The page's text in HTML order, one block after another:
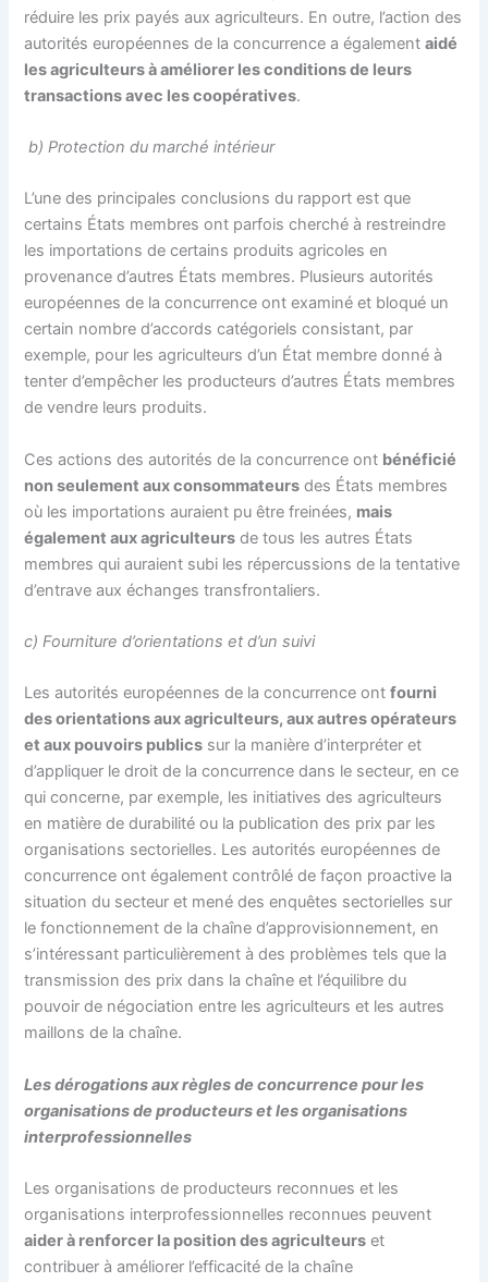
réduire les prix payés aux agriculteurs. En outre, l’action des
autorités européennes de la concurrence a égalementaidé
les agriculteurs à améliorer les conditions de leurs
transactions avec les coopératives.
b) Protection du marché intérieur
L’une des principales conclusions du rapport est que
certains États membres ont parfois cherché à restreindre
les importations de certains produits agricoles en
provenance d’autres États membres. Plusieurs autorités
européennes de la concurrence ont examiné et bloqué un
certain nombre d’accords catégoriels consistant, par
exemple, pour les agriculteurs d’un État membre donné à
tenter d’empêcher les producteurs d’autres États membres
de vendre leurs produits.
Ces actions des autorités de la concurrence ont bénéficié
non seulement aux consommateurs des États membres
où les importations auraient pu être freinées, mais
également aux agriculteurs de tous les autres États
membres qui auraient subi les répercussions de la tentative
d’entrave aux échanges transfrontaliers.
c) Fourniture d’orientations et d’un suivi
Les autorités européennes de la concurrence ontfourni
des orientations aux agriculteurs, aux autres opérateurs
et aux pouvoirs publics sur la manière d’interpréter et
d’appliquer le droit de la concurrence dans le secteur, en ce
qui concerne, par exemple, les initiatives des agriculteurs
en matière de durabilité ou la publication des prix par les
organisations sectorielles. Les autorités européennes de
concurrence ont également contrôlé de façon proactive la
situation du secteur et mené des enquêtes sectorielles sur
le fonctionnement de la chaîne d’approvisionnement, en
s’intéressant particulièrement à des problèmes tels que la
transmission des prix dans la chaîne et l’équilibre du
pouvoir de négociation entre les agriculteurs et les autres
maillons de la chaîne.
Les dérogations aux règles de concurrence pour les
organisations de producteurs et les organisations
interprofessionnelles
Les organisations de producteurs reconnues et les
organisations interprofessionnelles reconnues peuvent
aider à renforcer la position des agriculteurs et
contribuer à améliorer l’efficacité de la chaîne